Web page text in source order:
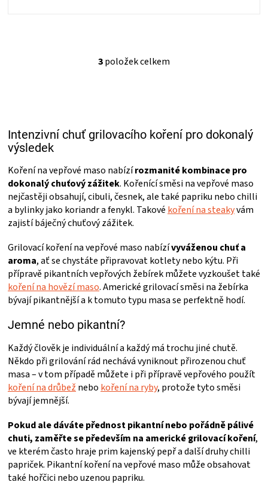
O
c
r
v
k
y
v
ý
i
s
u
3položek celkem
Intenzivní chuť grilovacího koření pro dokonalý
výsledek
Koření na vepřové maso nabízírozmanité kombinace pro
dokonalý chuťový zážitek. Kořenící směsi na vepřové maso
nejčastěji obsahují, cibuli, česnek, ale také papriku nebo chilli
a bylinky jako koriandr a fenykl. Takové koření na steakyvám
zajistí báječný chuťový zážitek.
Grilovací koření na vepřové maso nabízívyváženou chuť a
aroma, ať se chystáte připravovat kotlety nebo kýtu. Při
přípravě pikantních vepřových žebírek můžete vyzkoušet také
koření na hovězí maso. Americké grilovací směsi na žebírka
bývají pikantnější a k tomuto typu masa se perfektně hodí.
Jemné nebo pikantní?
Každý člověk je individuální a každý má trochu jiné chutě.
Někdo při grilování rád nechává vyniknout přirozenou chuť
masa – v tom případě můžete i při přípravě vepřového použít
koření na drůbež nebo koření na ryby, protože tyto směsi
bývají jemnější.
Pokud ale dáváte přednost pikantní nebo pořádně pálivé
chuti, zaměřte se především na americké grilovací koření,
ve kterém často hraje prim kajenský pepř a další druhy chilli
papriček. Pikantní koření na vepřové maso může obsahovat
také hořčici nebo uzenou papriku.